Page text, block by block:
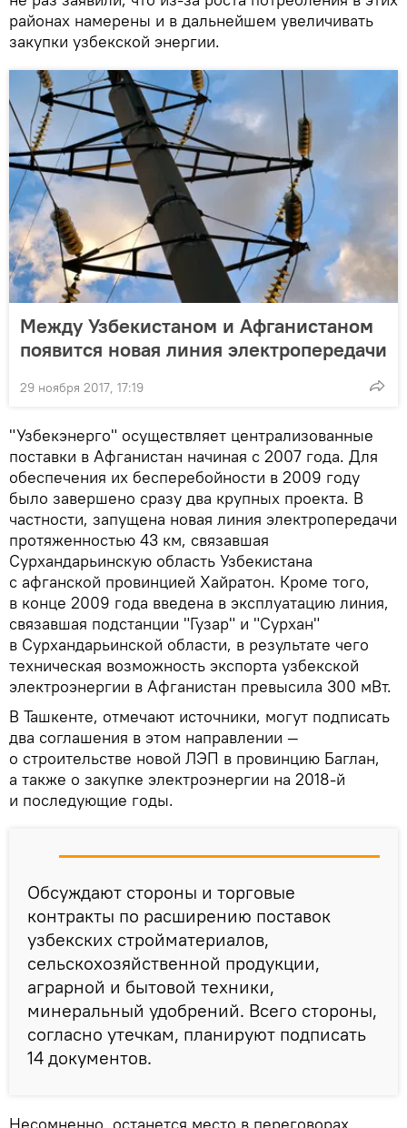
районах намерены и в дальнейшем увеличивать
закупки узбекской энергии.
Между Узбекистаном и Афганистаном
появится новая линия электропередачи
29 ноября 2017, 17:19
"Узбекэнерго" осуществляет централизованные
поставки в Афганистан начиная с 2007 года. Для
обеспечения их бесперебойности в 2009 году
было завершено сразу два крупных проекта. В
частности, запущена новая линия электропередачи
протяженностью 43 км, связавшая
Сурхандарьинскую область Узбекистана
с афганской провинцией Хайратон. Кроме того,
в конце 2009 года введена в эксплуатацию линия,
связавшая подстанции "Гузар" и "Сурхан"
в Сурхандарьинской области, в результате чего
техническая возможность экспорта узбекской
электроэнергии в Афганистан превысила 300 мВт.
В Ташкенте, отмечают источники, могут подписать
два соглашения в этом направлении —
о строительстве новой ЛЭП в провинцию Баглан,
а также о закупке электроэнергии на 2018-й
и последующие годы.
Обсуждают стороны и торговые
контракты по расширению поставок
узбекских стройматериалов,
сельскохозяйственной продукции,
аграрной и бытовой техники,
минеральный удобрений. Всего стороны,
согласно утечкам, планируют подписать
14 документов.
Несомненно, останется место в переговорах